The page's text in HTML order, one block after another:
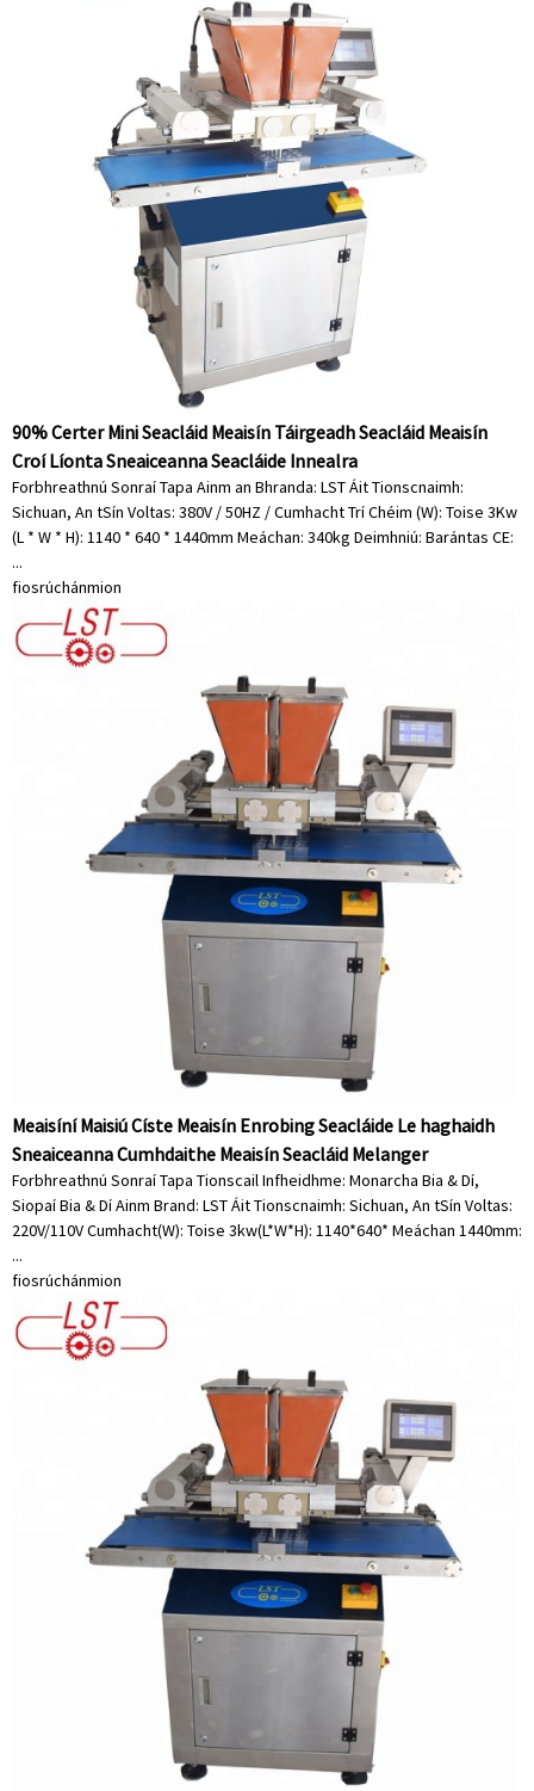
90% Certer Mini Seacláid Meaisín Táirgeadh Seacláid Meaisín
Croí Líonta Sneaiceanna Seacláide Innealra
Forbhreathnú Sonraí Tapa Ainm an Bhranda: LST Áit Tionscnaimh:
Sichuan, An tSín Voltas: 380V / 50HZ / Cumhacht Trí Chéim (W): Toise 3Kw
(L * W * H): 1140 * 640 * 1440mm Meáchan: 340kg Deimhniú: Barántas CE:
...
fiosrúchánmion
Meaisíní Maisiú Císte Meaisín Enrobing Seacláide Le haghaidh
Sneaiceanna Cumhdaithe Meaisín Seacláid Melanger
Forbhreathnú Sonraí Tapa Tionscail Infheidhme: Monarcha Bia & Dí,
Siopaí Bia & Dí Ainm Brand: LST Áit Tionscnaimh: Sichuan, An tSín Voltas:
220V/110V Cumhacht(W): Toise 3kw(L*W*H): 1140*640* Meáchan 1440mm:
...
fiosrúchánmion